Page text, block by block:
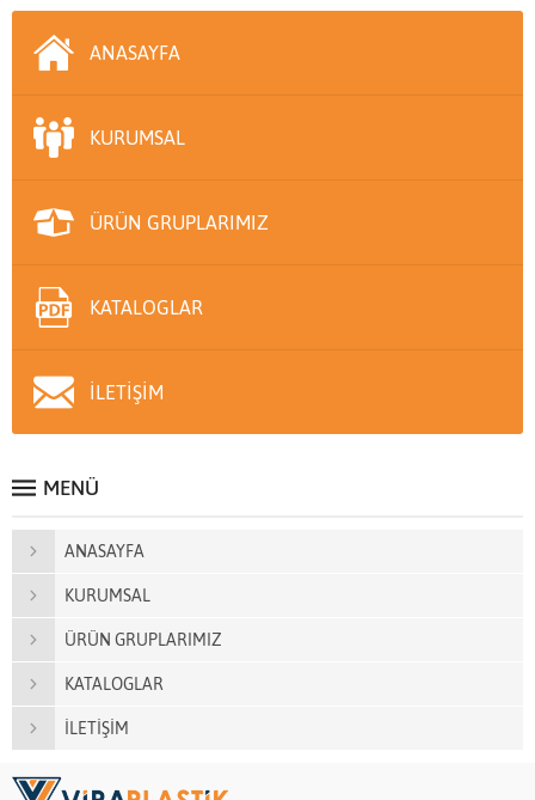
ANASAYFA
KURUMSAL
ÜRÜN GRUPLARIMIZ
KATALOGLAR
İLETİŞİM
MENÜ
ANASAYFA
KURUMSAL
ÜRÜN GRUPLARIMIZ
KATALOGLAR
İLETİŞİM